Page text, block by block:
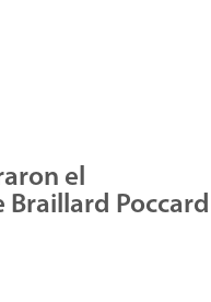
el
Braillard Poccard